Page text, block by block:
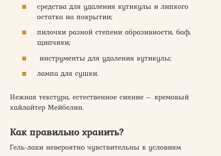
средства для удаления кутикулы и липкого
остатка на покрытии;
пилочки разной степени абразивности, баф,
щипчики;
инструменты для удаления кутикулы;
лампа для сушки.
Нежная текстура, естественное сияние – кремовый
хайлайтер Мейбелин.
Как правильно хранить?
Гель-лаки невероятно чувствительны к условиям